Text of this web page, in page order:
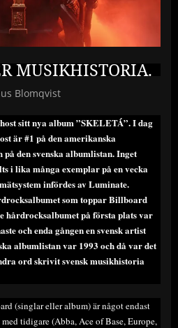
MUSIKHISTORIA.
Blomqvist
sitt nya album ”SKELETÁ”. I dag
är #1 på den amerikanska
den svenska albumlistan. Inget
i lika många exemplar på en vecka
infördes av Luminate.
som toppar Billboard
hårdrocksalbumet på första plats var
och enda gången en svensk artist
albumlistan var 1993 och då var det
ord skrivit svensk musikhistoria
(singlar eller album) är något endast
tidigare (Abba, Ace of Base, Europe,